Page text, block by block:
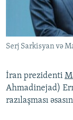
KARIKATURA
İSLAM VƏ
İZ - MƏDƏNIYYƏT
PEŞƏ ETIKASI VƏ
AZADLIQRADIOSU
XƏBƏR
BIZI IZLƏ
RFE/RL-in
Serj Sarkisyan və
İran prezidenti
Ahmadinejad)
razılaşması